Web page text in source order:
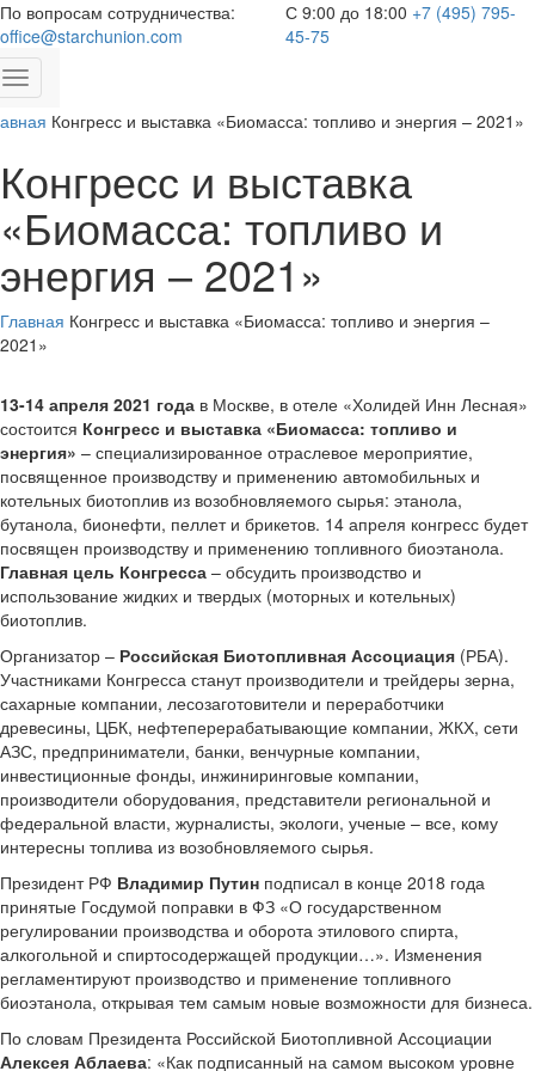
По вопросам сотрудничества:
office@starchunion.com
С 9:00 до 18:00 +7 (495) 795-
45-75
Toggle
navigation
Конгресс и выставка «Биомасса: топливо и энергия – 2021»
Конгресс и выставка
«Биомасса: топливо и
энергия – 2021»
Главная Конгресс и выставка «Биомасса: топливо и энергия –
2021»
13-14 апреля 2021 года в Москве, в отеле «Холидей Инн Лесная»
состоится Конгресс и выставка «Биомасса: топливо и
энергия» – специализированное отраслевое мероприятие,
посвященное производству и применению автомобильных и
котельных биотоплив из возобновляемого сырья: этанола,
бутанола, бионефти, пеллет и брикетов. 14 апреля конгресс будет
посвящен производству и применению топливного биоэтанола.
Главная цель Конгресса – обсудить производство и
использование жидких и твердых (моторных и котельных)
биотоплив.
Организатор – Российская Биотопливная Ассоциация (РБА).
Участниками Конгресса станут производители и трейдеры зерна,
сахарные компании, лесозаготовители и переработчики
древесины, ЦБК, нефтеперерабатывающие компании, ЖКХ, сети
АЗС, предприниматели, банки, венчурные компании,
инвестиционные фонды, инжиниринговые компании,
производители оборудования, представители региональной и
федеральной власти, журналисты, экологи, ученые – все, кому
интересны топлива из возобновляемого сырья.
Президент РФ Владимир Путин подписал в конце 2018 года
принятые Госдумой поправки в ФЗ «О государственном
регулировании производства и оборота этилового спирта,
алкогольной и спиртосодержащей продукции…». Изменения
регламентируют производство и применение топливного
биоэтанола, открывая тем самым новые возможности для бизнеса.
По словам Президента Российской Биотопливной Ассоциации
Алексея Аблаева: «Как подписанный на самом высоком уровне